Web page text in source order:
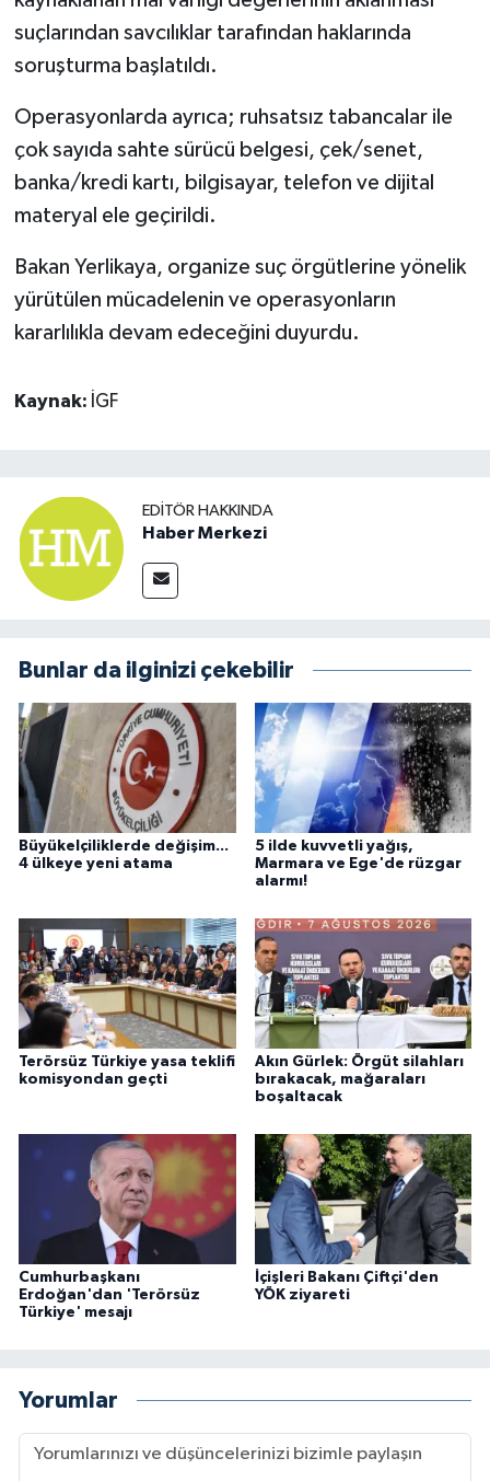
suçlarından savcılıklar tarafından haklarında
soruşturma başlatıldı.
Operasyonlarda ayrıca; ruhsatsız tabancalar ile
çok sayıda sahte sürücü belgesi, çek/senet,
banka/kredi kartı, bilgisayar, telefon ve dijital
materyal ele geçirildi.
Bakan Yerlikaya, organize suç örgütlerine yönelik
yürütülen mücadelenin ve operasyonların
kararlılıkla devam edeceğini duyurdu.
Kaynak: İGF
EDITÖR HAKKINDA
Haber Merkezi
Bunlar da ilginizi çekebilir
Büyükelçiliklerde değişim...
4 ülkeye yeni atama
5 ilde kuvvetli yağış,
Marmara ve Ege'de rüzgar
alarmı!
Terörsüz Türkiye yasa teklifi
komisyondan geçti
Akın Gürlek: Örgüt silahları
bırakacak, mağaraları
boşaltacak
Cumhurbaşkanı
Erdoğan'dan 'Terörsüz
Türkiye' mesajı
İçişleri Bakanı Çiftçi'den
YÖK ziyareti
Yorumlar